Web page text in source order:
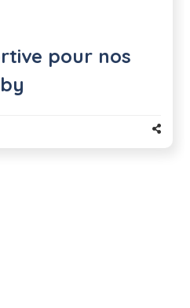
pour nos